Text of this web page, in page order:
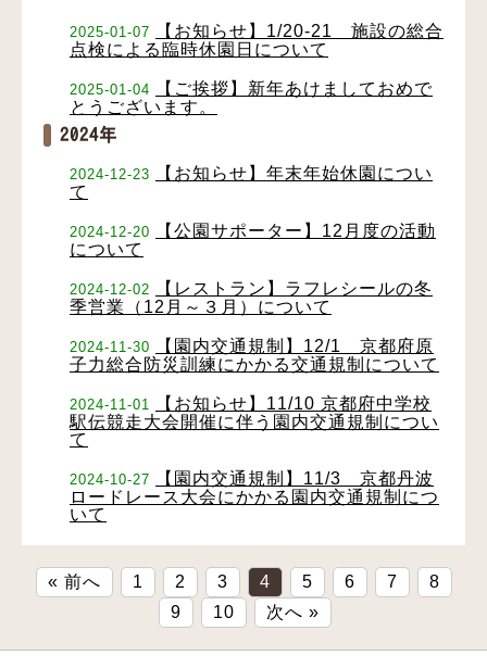
2025-01-07
【お知らせ】1/20-21 施設の総合
点検による臨時休園日について
2025-01-04
【ご挨拶】新年あけましておめで
とうございます。
2024年
2024-12-23
【お知らせ】年末年始休園につい
て
2024-12-20
【公園サポーター】12月度の活動
について
2024-12-02
【レストラン】ラフレシールの冬
季営業（12月～３月）について
2024-11-30
【園内交通規制】12/1 京都府原
子力総合防災訓練にかかる交通規制について
2024-11-01
【お知らせ】11/10 京都府中学校
駅伝競走大会開催に伴う園内交通規制につい
て
2024-10-27
【園内交通規制】11/3 京都丹波
ロードレース大会にかかる園内交通規制につ
いて
« 前へ 1 2 3 4 5 6 7
8
9
10 次へ »